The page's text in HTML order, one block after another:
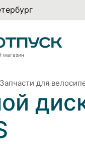
магазин
Запчасти для